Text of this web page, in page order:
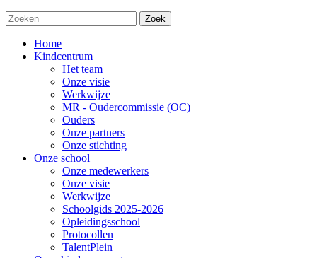
Zoek
Home
Kindcentrum
Het team
Onze visie
Werkwijze
MR - Oudercommissie (OC)
Ouders
Onze partners
Onze stichting
Onze school
Onze medewerkers
Onze visie
Werkwijze
Schoolgids 2025-2026
Opleidingsschool
Protocollen
TalentPlein